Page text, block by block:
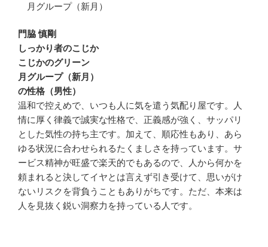
月グループ（新月）
門脇 慎剛
しっかり者のこじか
こじかのグリーン
月グループ（新月）
の性格（男性）
温和で控えめで、いつも人に気を遣う気配り屋です。人
情に厚く律義で誠実な性格で、正義感が強く、サッパリ
とした気性の持ち主です。加えて、順応性もあり、あら
ゆる状況に合わせられるたくましさを持っています。サ
ービス精神が旺盛で楽天的でもあるので、人から何かを
頼まれると決してイヤとは言えず引き受けて、思いがけ
ないリスクを背負うこともありがちです。ただ、本来は
人を見抜く鋭い洞察力を持っている人です。